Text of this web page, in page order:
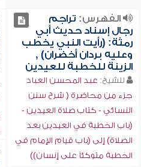
الفهرس: تراجم
رجال إسناد حديث أبي
رمثة: (رأيت النبي يخطب
وعليه بردان أخضران) ,
الزينة للخطبة للعيدين
للشيخ: عبد المحسن العباد
جزء من محاضرة ( شرح سنن
النسائي - كتاب صلاة العيدين -
(باب الخطبة في العيدين بعد
الصلاة) إلى (باب قيام الإمام في
الخطبة متوكئاً على إنسان))